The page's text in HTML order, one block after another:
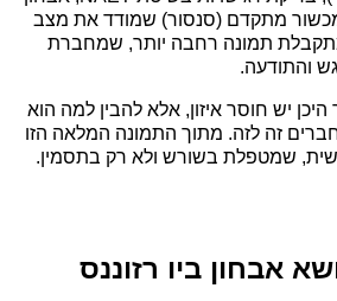
ומכשור מתקדם (סנסור) שמודד את מצב
תמונה רחבה יותר, שמחברת
והתודעה.
יש חוסר איזון, אלא להבין למה הוא
זה לזה. מתוך התמונה המלאה הזו
שמטפלת בשורש ולא רק בתסמין.
אבחון ביו רזוננס